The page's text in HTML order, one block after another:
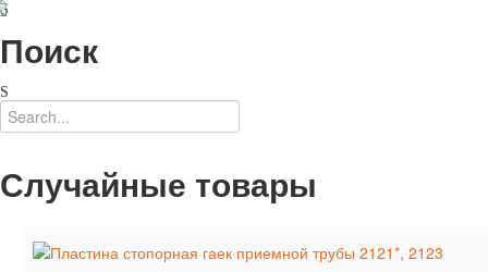
Поиск
Случайные товары